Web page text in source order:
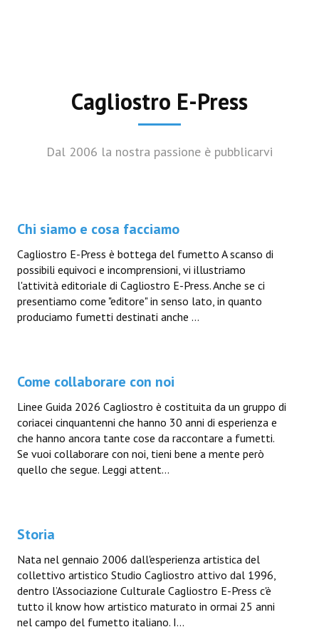
Cagliostro E-Press
Dal 2006 la nostra passione è pubblicarvi
Chi siamo e cosa facciamo
Cagliostro E-Press è bottega del fumetto A scanso di
possibili equivoci e incomprensioni, vi illustriamo
l'attività editoriale di Cagliostro E-Press. Anche se ci
presentiamo come "editore" in senso lato, in quanto
produciamo fumetti destinati anche ...
Come collaborare con noi
Linee Guida 2026 Cagliostro è costituita da un gruppo di
coriacei cinquantenni che hanno 30 anni di esperienza e
che hanno ancora tante cose da raccontare a fumetti.
Se vuoi collaborare con noi, tieni bene a mente però
quello che segue. Leggi attent...
Storia
Nata nel gennaio 2006 dall'esperienza artistica del
collettivo artistico Studio Cagliostro attivo dal 1996,
dentro l’Associazione Culturale Cagliostro E-Press c'è
tutto il know how artistico maturato in ormai 25 anni
nel campo del fumetto italiano. I...